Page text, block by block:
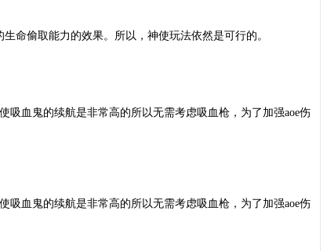
命偷取能力的效果。所以，神使玩法依然是可行的。
血鬼的续航是非常高的所以无需考虑吸血枪，为了加强aoe伤
血鬼的续航是非常高的所以无需考虑吸血枪，为了加强aoe伤